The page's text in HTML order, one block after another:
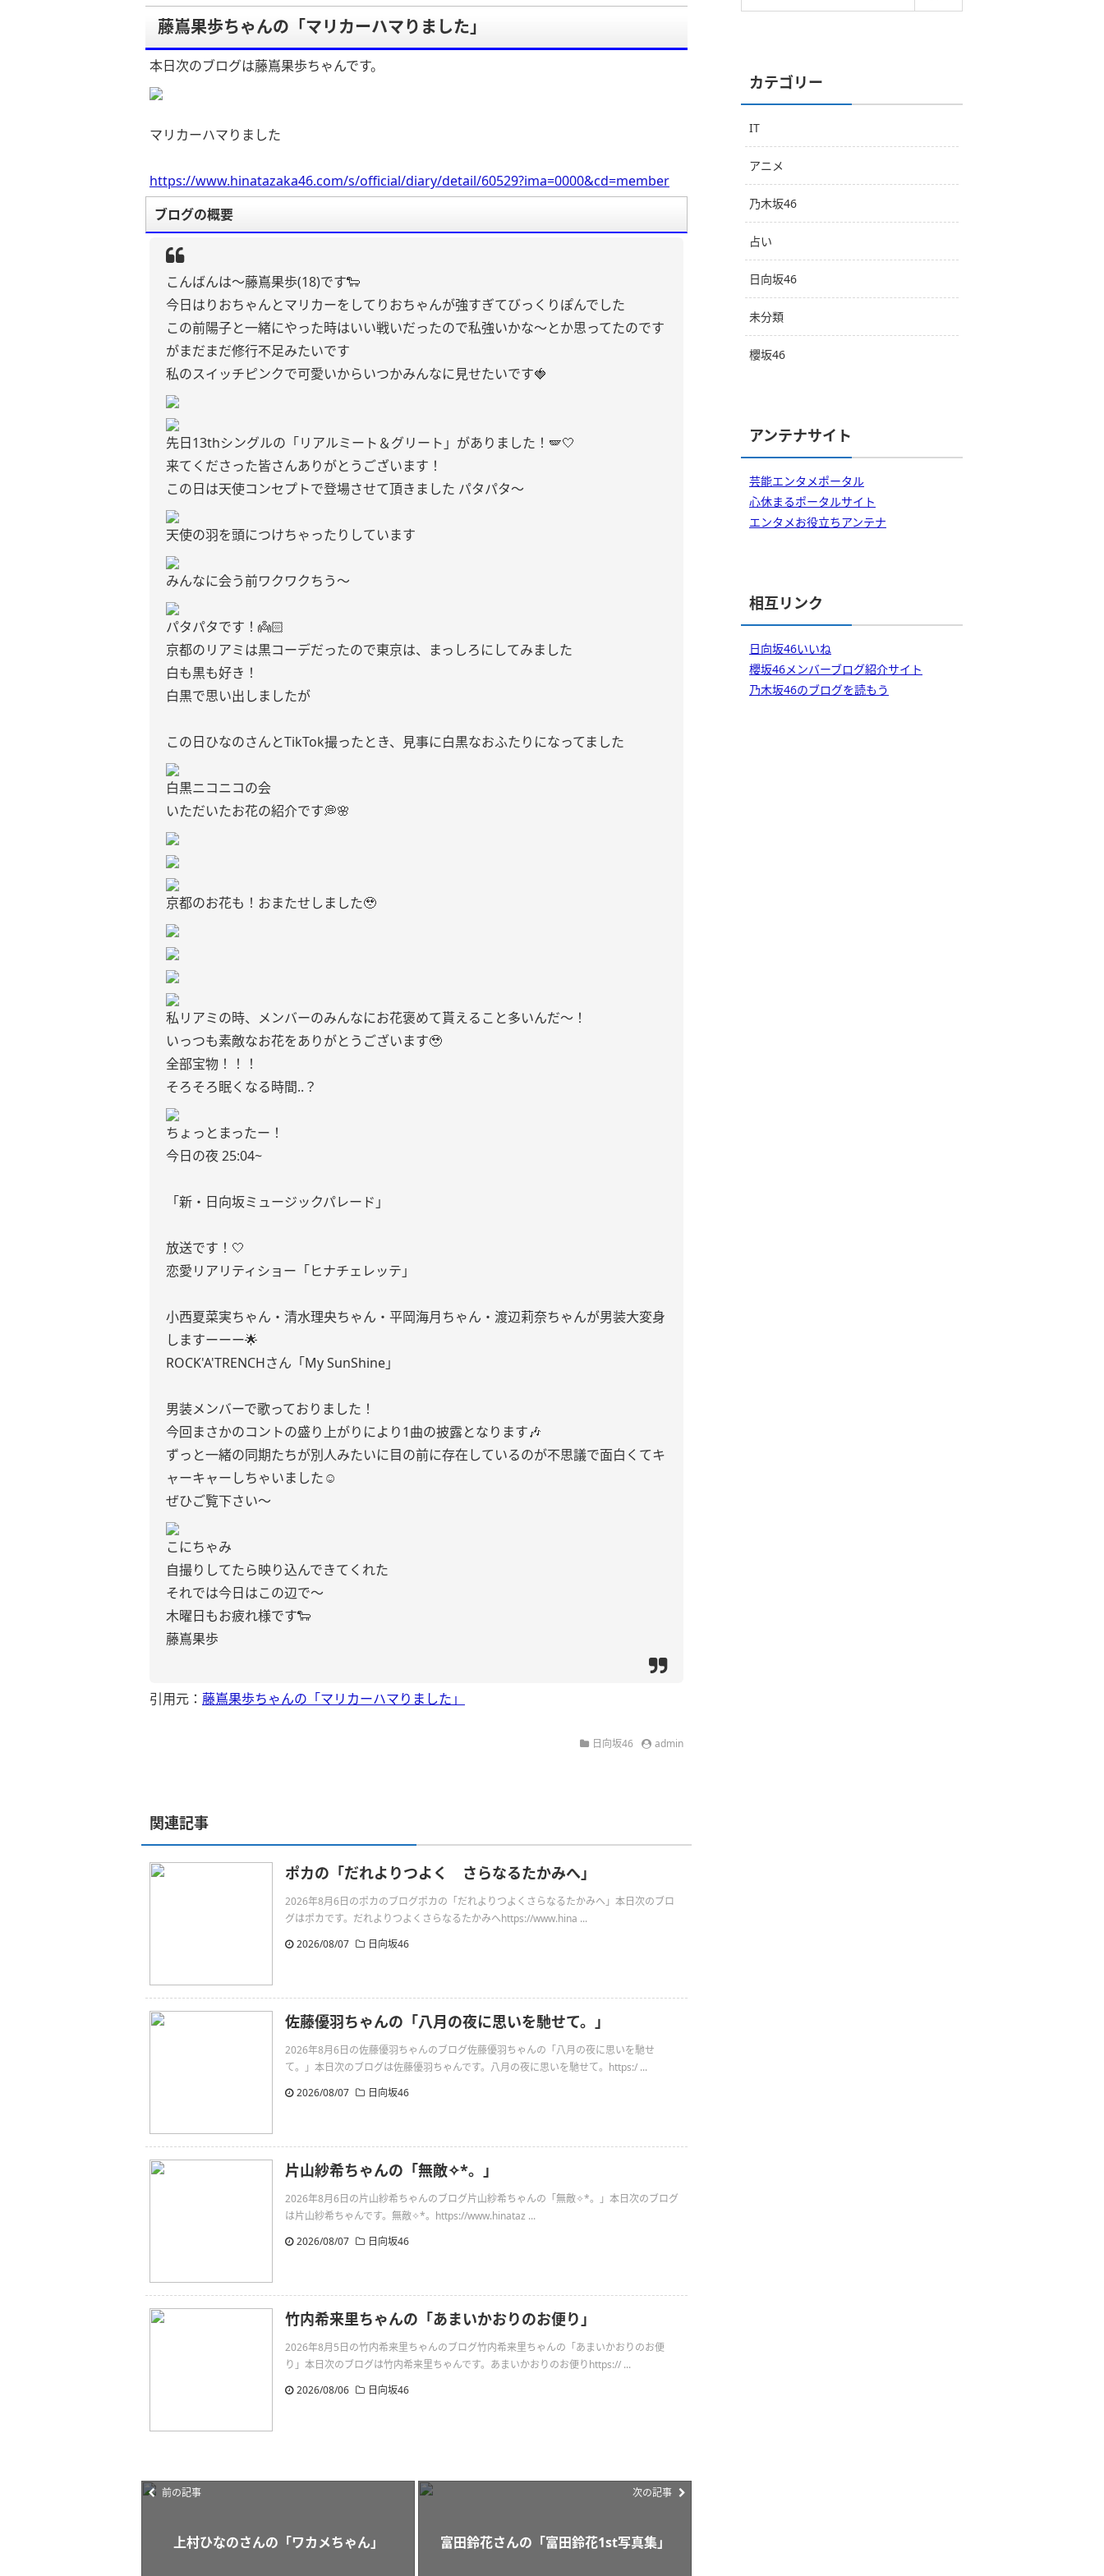
藤嶌果歩ちゃんの「マリカーハマりました」
本日次のブログは藤嶌果歩ちゃんです。
マリカーハマりました
https://www.hinatazaka46.com/s/official/diary/detail/60529?ima=0000&cd=member
ブログの概要
こんばんは〜藤嶌果歩(18)です🐑
今日はりおちゃんとマリカーをしてりおちゃんが強すぎてびっくりぽんでした
この前陽子と一緒にやった時はいい戦いだったので私強いかな〜とか思ってたのです
がまだまだ修行不足みたいです
私のスイッチピンクで可愛いからいつかみんなに見せたいです🍓
先日13thシングルの「リアルミート＆グリート」がありました！🪽🤍
来てくださった皆さんありがとうございます！
この日は天使コンセプトで登場させて頂きました パタパタ〜
天使の羽を頭につけちゃったりしています
みんなに会う前ワクワクちう〜
パタパタです！👼🏻‎
京都のリアミは黒コーデだったので東京は、まっしろにしてみました
白も黒も好き！
白黒で思い出しましたが
この日ひなのさんとTikTok撮ったとき、見事に白黒なおふたりになってました
白黒ニコニコの会
いただいたお花の紹介です💭🌸
京都のお花も！おまたせしました🥹
私リアミの時、メンバーのみんなにお花褒めて貰えること多いんだ〜！
いっつも素敵なお花をありがとうございます🥹
全部宝物！！！
そろそろ眠くなる時間..？
ちょっとまったー！
今日の夜 25:04~
「新・日向坂ミュージックパレード」
放送です！🤍
恋愛リアリティショー「ヒナチェレッテ」
小西夏菜実ちゃん・清水理央ちゃん・平岡海月ちゃん・渡辺莉奈ちゃんが男装大変身
しますーーー🌟
ROCK'A'TRENCHさん「My SunShine」
男装メンバーで歌っておりました！
今回まさかのコントの盛り上がりにより1曲の披露となります🎶
ずっと一緒の同期たちが別人みたいに目の前に存在しているのが不思議で面白くてキ
ャーキャーしちゃいました☺️
ぜひご覧下さい〜
こにちゃみ
自撮りしてたら映り込んできてくれた
それでは今日はこの辺で〜
木曜日もお疲れ様です🐑
藤嶌果歩
引用元： 藤嶌果歩ちゃんの「マリカーハマりました」
日向坂46 admin
関連記事
ポカの「だれよりつよく さらなるたかみへ」
2026年8月6日のポカのブログポカの「だれよりつよくさらなるたかみへ」本日次のブロ
グはポカです。だれよりつよくさらなるたかみへhttps://www.hina ...
2026/08/07
日向坂46
佐藤優羽ちゃんの「八月の夜に思いを馳せて。」
2026年8月6日の佐藤優羽ちゃんのブログ佐藤優羽ちゃんの「八月の夜に思いを馳せ
て。」本日次のブログは佐藤優羽ちゃんです。八月の夜に思いを馳せて。https:/ ...
2026/08/07
日向坂46
片山紗希ちゃんの「無敵✧︎*。」
2026年8月6日の片山紗希ちゃんのブログ片山紗希ちゃんの「無敵✧︎*。」本日次のブログ
は片山紗希ちゃんです。無敵✧︎*。https://www.hinataz ...
2026/08/07
日向坂46
竹内希来里ちゃんの「あまいかおりのお便り」
2026年8月5日の竹内希来里ちゃんのブログ竹内希来里ちゃんの「あまいかおりのお便
り」本日次のブログは竹内希来里ちゃんです。あまいかおりのお便りhttps:// ...
2026/08/06
日向坂46
前の記事
上村ひなのさんの「ワカメちゃん」
次の記事
富田鈴花さんの「富田鈴花1st写真集」
カテゴリー
IT
アニメ
乃木坂46
占い
日向坂46
未分類
櫻坂46
アンテナサイト
芸能エンタメポータル
心休まるポータルサイト
エンタメお役立ちアンテナ
相互リンク
日向坂46いいね
櫻坂46メンバーブログ紹介サイト
乃木坂46のブログを読もう